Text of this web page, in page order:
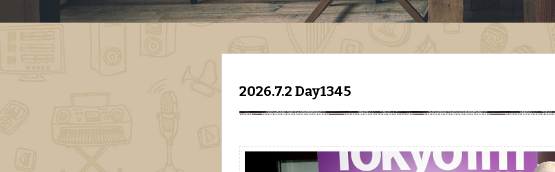
2026.7.2 Day1345